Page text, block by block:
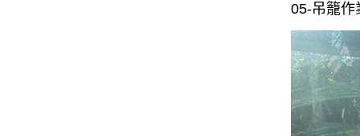
05-吊籠作